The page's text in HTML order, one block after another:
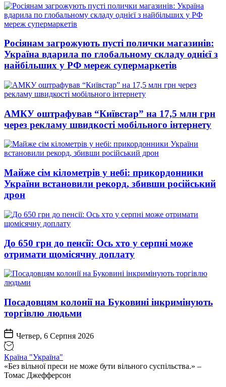
Росіянам загрожують пусті полички магазинів:
Україна вдарила по глобальному складу однієї з
найбільших у РФ мереж супермаркетів
АМКУ оштрафував “Київстар” на 17,5 млн грн
через рекламу швидкості мобільного інтернету
Майже сім кілометрів у небі: прикордонники
України встановили рекорд, збивши російський
дрон
До 650 грн до пенсії: Ось хто у серпні може
отримати щомісячну доплату
Посадовцям колонії на Буковині інкримінують
торгівлю людьми
Четвер, 6 Серпня 2026
Країна "Україна"
«Без вільної преси не може бути вільного суспільства.» –
Томас Джефферсон